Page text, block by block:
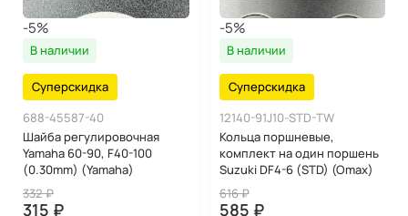
-5%
В наличии
Суперскидка
688-45587-40
Шайба регулировочная
Yamaha 60-90, F40-100
(0.30mm) (Yamaha)
332 ₽
315 ₽
-5%
В наличии
Суперскидка
12140-91J10-STD-TW
Кольца поршневые,
комплект на один поршень
Suzuki DF4-6 (STD) (Omax)
616 ₽
585 ₽